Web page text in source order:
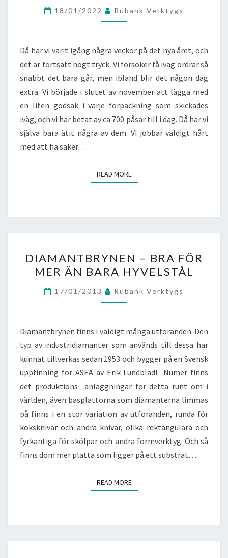
–
NYA
18/01/2022 Rubank Verktygs
Då har vi varit igång några veckor på det nya året, och
det är fortsatt högt tryck. Vi försöker få iväg ordrar så
snabbt det bara går, men ibland blir det någon dag
extra. Vi började i slutet av november att lägga med
en liten godsak i varje förpackning som skickades
iväg, och vi har betat av ca 700 påsar till i dag. Då har vi
själva bara ätit några av dem. Vi jobbar väldigt hårt
med att ha saker…
READ MOREREAD MORE
–
BRA
FÖR
MER
BARA
HYVELSTÅL
DIAMANTBRYNEN – BRA FÖR
MER ÄN BARA HYVELSTÅL
17/01/2013 Rubank Verktygs
Diamantbrynen finns i väldigt många utföranden. Den
typ av industridiamanter som används till dessa har
kunnat tillverkas sedan 1953 och bygger på en Svensk
uppfinning för ASEA av Erik Lundblad! Numer finns
det produktions- anläggningar för detta runt om i
världen, även basplattorna som diamanterna limmas
på finns i en stor variation av utföranden, runda för
köksknivar och andra knivar, olika rektangulära och
fyrkantiga för skölpar och andra formverktyg. Och så
finns dom mer platta som ligger på ett substrat…
READ MOREREAD MORE